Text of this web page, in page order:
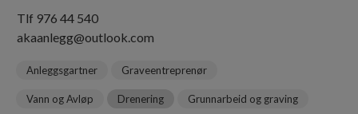
Tlf 976 44 540
akaanlegg@outlook.com
Graveentreprenør
Anleggsgartner
Grunnarbeid og graving
Drenering
Vann og Avløp